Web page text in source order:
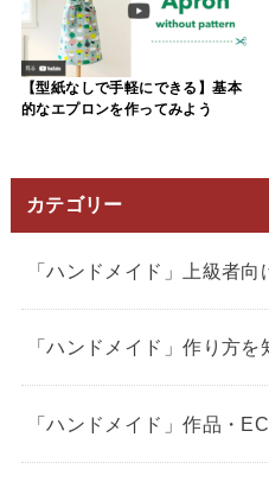
【型紙なしで手軽にできる】基本
的なエプロンを作ってみよう
カテゴリー
「ハンドメイド」上級者向
「ハンドメイド」作り方を
「ハンドメイド」作品・